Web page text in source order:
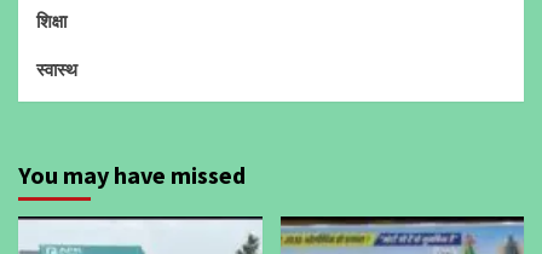
शिक्षा
स्वास्थ
You may have missed